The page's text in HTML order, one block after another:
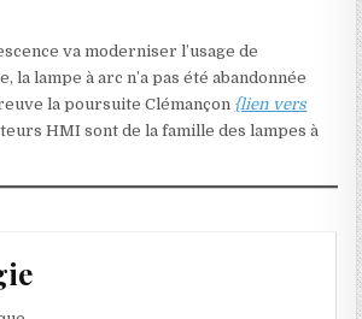
va moderniser l’usage de
la lampe à arc n’a pas été abandonnée
la poursuite Clémançon {lien vers
HMI sont de la famille des lampes à